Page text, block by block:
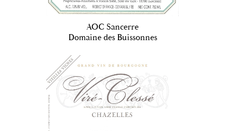
AOC Sancerre
Domaine des Buissonnes